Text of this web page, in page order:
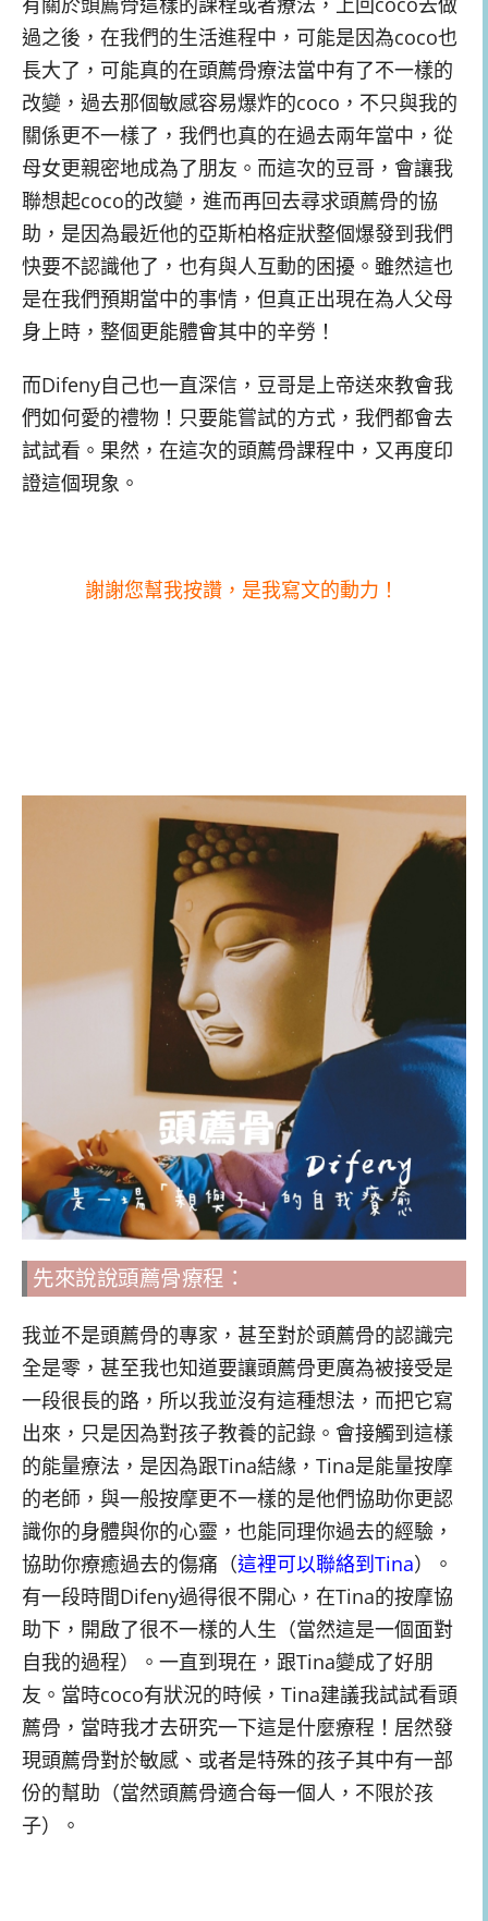
過之後，在我們的生活進程中，可能是因為coco也
長大了，可能真的在頭薦骨療法當中有了不一樣的
改變，過去那個敏感容易爆炸的coco，不只與我的
關係更不一樣了，我們也真的在過去兩年當中，從
母女更親密地成為了朋友。而這次的豆哥，會讓我
聯想起coco的改變，進而再回去尋求頭薦骨的協
助，是因為最近他的亞斯柏格症狀整個爆發到我們
快要不認識他了，也有與人互動的困擾。雖然這也
是在我們預期當中的事情，但真正出現在為人父母
身上時，整個更能體會其中的辛勞！
而Difeny自己也一直深信，豆哥是上帝送來教會我
們如何愛的禮物！只要能嘗試的方式，我們都會去
試試看。果然，在這次的頭薦骨課程中，又再度印
證這個現象。
謝謝您幫我按讚，是我寫文的動力！
先來說說頭薦骨療程：
我並不是頭薦骨的專家，甚至對於頭薦骨的認識完
全是零，甚至我也知道要讓頭薦骨更廣為被接受是
一段很長的路，所以我並沒有這種想法，而把它寫
出來，只是因為對孩子教養的記錄。會接觸到這樣
的能量療法，是因為跟Tina結緣，Tina是能量按摩
的老師，與一般按摩更不一樣的是他們協助你更認
識你的身體與你的心靈，也能同理你過去的經驗，
協助你療癒過去的傷痛（這裡可以聯絡到Tina）。
有一段時間Difeny過得很不開心，在Tina的按摩協
助下，開啟了很不一樣的人生（當然這是一個面對
自我的過程）。一直到現在，跟Tina變成了好朋
友。當時coco有狀況的時候，Tina建議我試試看頭
薦骨，當時我才去研究一下這是什麼療程！居然發
現頭薦骨對於敏感、或者是特殊的孩子其中有一部
份的幫助（當然頭薦骨適合每一個人，不限於孩
子）。